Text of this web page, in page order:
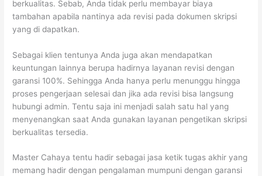
berkualitas. Sebab, Anda tidak perlu membayar biaya
tambahan apabila nantinya ada revisi pada dokumen skripsi
yang di dapatkan.
Sebagai klien tentunya Anda juga akan mendapatkan
keuntungan lainnya berupa hadirnya layanan revisi dengan
garansi 100%. Sehingga Anda hanya perlu menunggu hingga
proses pengerjaan selesai dan jika ada revisi bisa langsung
hubungi admin. Tentu saja ini menjadi salah satu hal yang
menyenangkan saat Anda gunakan layanan pengetikan skripsi
berkualitas tersedia.
Master Cahaya tentu hadir sebagai jasa ketik tugas akhir yang
memang hadir dengan pengalaman mumpuni dengan garansi